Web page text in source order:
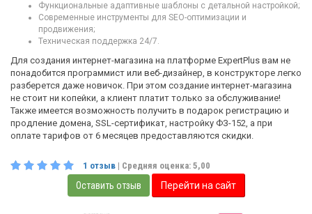
Функциональные адаптивные шаблоны с детальной настройкой;
Современные инструменты для SEO-оптимизации и
продвижения;
Техническая поддержка 24/7.
Для создания интернет-магазина на платформе ExpertPlus вам не
понадобится программист или веб-дизайнер, в конструкторе легко
разберется даже новичок. При этом создание интернет-магазина
не стоит ни копейки, а клиент платит только за обслуживание!
Также имеется возможность получить в подарок регистрацию и
продление домена, SSL-сертификат, настройку ФЗ-152, а при
оплате тарифов от 6 месяцев предоставляются скидки.
1 отзыв | Средняя оценка: 5,00
Оставить отзыв Перейти на сайт